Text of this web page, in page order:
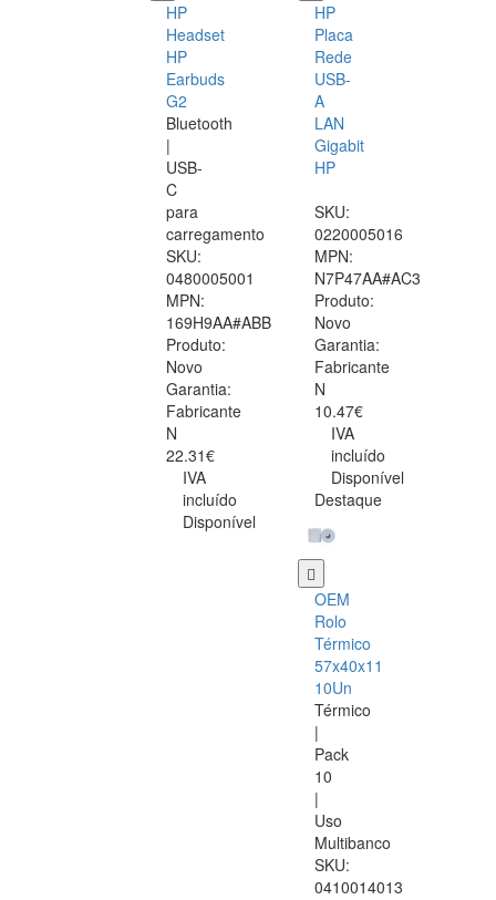
HP
Headset
HP
Earbuds
G2
Bluetooth
|
USB-
C
para
carregamento
SKU:
0480005001
MPN:
169H9AA#ABB
Produto:
Novo
Garantia:
Fabricante
N
22.31€
IVA
incluído
Disponível
HP
Placa
Rede
USB-
A
LAN
Gigabit
HP
SKU:
0220005016
MPN:
N7P47AA#AC3
Produto:
Novo
Garantia:
Fabricante
N
10.47€
IVA
incluído
Disponível
Destaque
OEM
Rolo
Térmico
57x40x11
10Un
Térmico
|
Pack
10
|
Uso
Multibanco
SKU:
0410014013